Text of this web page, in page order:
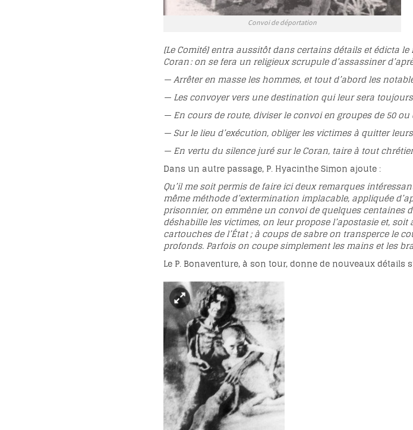
Convoi de déportation
[Le Comité] entra aussitôt dans certains détails et édicta
Coran : on se fera un religieux scrupule d’assassiner
— Arrêter en masse les hommes, et tout d’abord les
— Les convoyer vers une destination qui leur sera
— En cours de route, diviser le convoi en groupes de 50 ou
— Sur le lieu d’exécution, obliger les victimes à quitter
— En vertu du silence juré sur le Coran, taire à tout
Dans un autre passage, P. Hyacinthe Simon ajoute :
Qu’il me soit permis de faire ici deux remarques
même méthode d’extermination implacable, appliquée
prisonnier, on emmène un convoi de quelques centaines
déshabille les victimes, on leur propose l’apostasie et,
cartouches de l’État ; à coups de sabre on transperce le
profonds. Parfois on coupe simplement les mains et les
Le P. Bonaventure, à son tour, donne de nouveaux détails